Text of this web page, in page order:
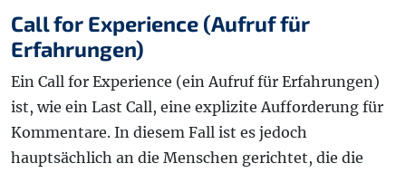
Call for Experience (Aufruf für
Erfahrungen)
Ein Call for Experience (ein Aufruf für Erfahrungen)
ist, wie ein Last Call, eine explizite Aufforderung für
Kommentare. In diesem Fall ist es jedoch
hauptsächlich an die Menschen gerichtet, die die